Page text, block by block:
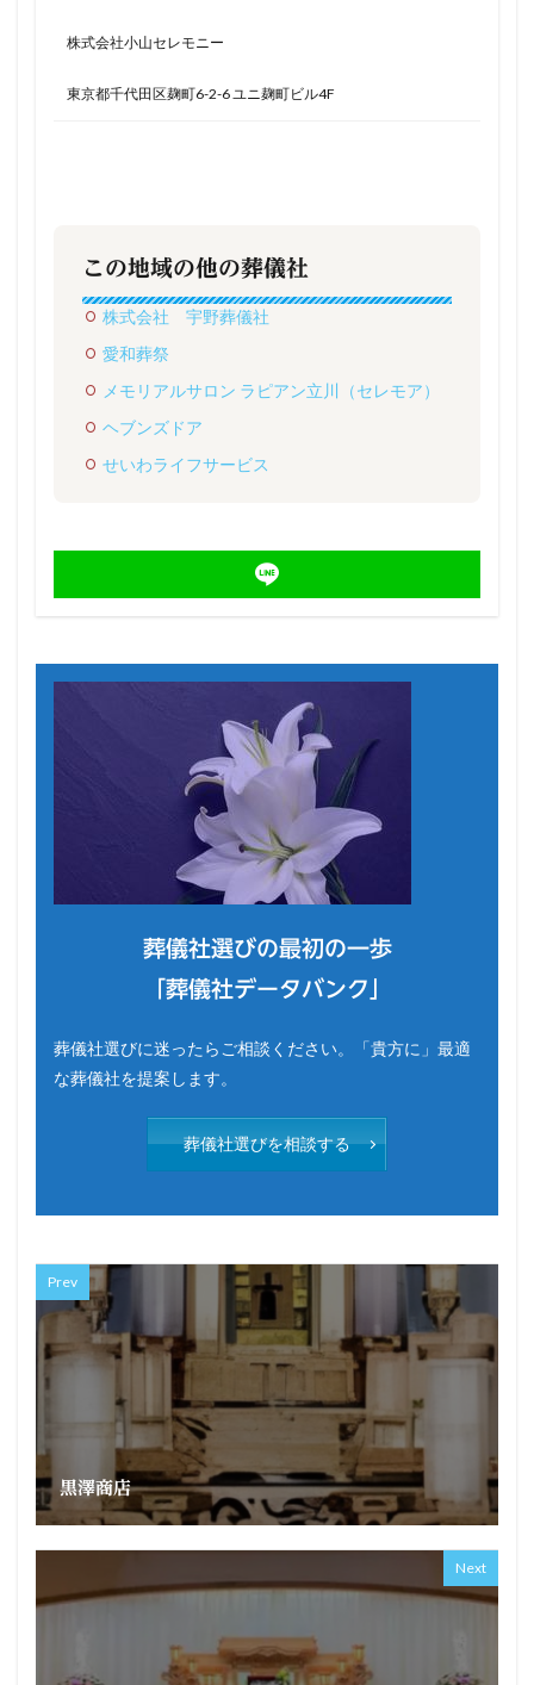
株式会社小山セレモニー
東京都千代田区麹町6-2-6 ユニ麹町ビル4F
この地域の他の葬儀社
株式会社 宇野葬儀社
愛和葬祭
メモリアルサロン ラピアン立川（セレモア）
ヘブンズドア
せいわライフサービス
葬儀社選びの最初の一歩
「葬儀社データバンク」
葬儀社選びに迷ったらご相談ください。「貴方に」最適
な葬儀社を提案します。
葬儀社選びを相談する
Prev
黒澤商店
Next